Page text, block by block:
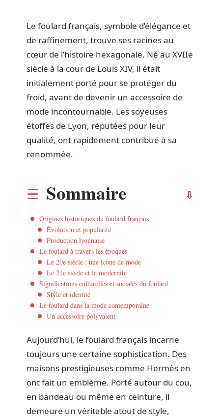
Le foulard français, symbole d’élégance et
de raffinement, trouve ses racines au
cœur de l’histoire hexagonale. Né au XVIIe
siècle à la cour de Louis XIV, il était
initialement porté pour se protéger du
froid, avant de devenir un accessoire de
mode incontournable. Les soyeuses
étoffes de Lyon, réputées pour leur
qualité, ont rapidement contribué à sa
renommée.
Sommaire
Origines historiques du foulard français
Évolution et popularité
Production lyonnaise
Le foulard à travers les époques
Le 20e siècle : une icône de mode
Le 21e siècle et la modernité
Significations culturelles et sociales du foulard
Style et identité
Le foulard dans la mode contemporaine
Un accessoire polyvalent
Aujourd’hui, le foulard français incarne
toujours une certaine sophistication. Des
maisons prestigieuses comme Hermès en
ont fait un emblème. Porté autour du cou,
en bandeau ou même en ceinture, il
demeure un véritable atout de style,